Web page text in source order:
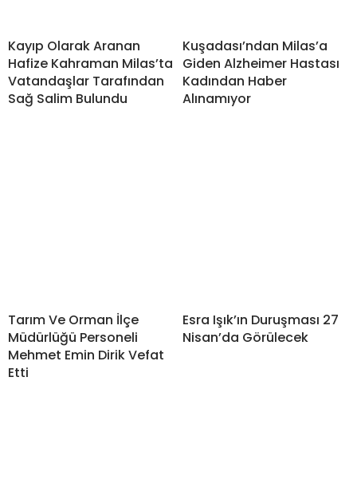
Kayıp Olarak Aranan
Hafize Kahraman Milas’ta
Vatandaşlar Tarafından
Sağ Salim Bulundu
Kuşadası’ndan Milas’a
Giden Alzheimer Hastası
Kadından Haber
Alınamıyor
Tarım Ve Orman İlçe
Müdürlüğü Personeli
Mehmet Emin Dirik Vefat
Etti
Esra Işık’ın Duruşması 27
Nisan’da Görülecek